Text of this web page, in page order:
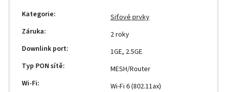
Kategorie:
Siťové prvky
Záruka:
2 roky
Downlink port:
1GE, 2.5GE
Typ PON sítě:
MESH/Router
Wi-Fi: Wi-Fi 6 (802.11ax)